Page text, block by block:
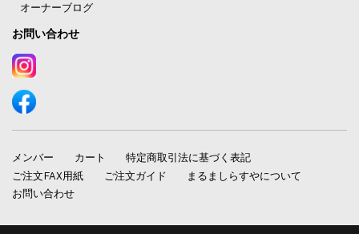
オーナーブログ
お問い合わせ
メンバー カート
特定商取引法に基づく表記
ご注文FAX用紙
ご注文ガイド
まるましらすやについて
お問い合わせ